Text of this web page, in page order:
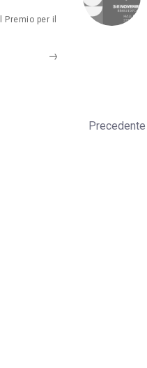
per il
Precedente